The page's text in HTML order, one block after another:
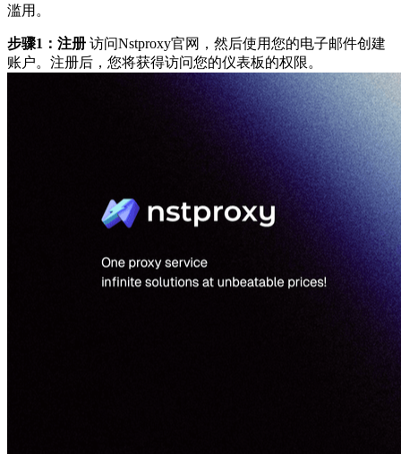
滥用。
步骤1：注册 访问Nstproxy官网，然后使用您的电子邮件创建
账户。注册后，您将获得访问您的仪表板的权限。